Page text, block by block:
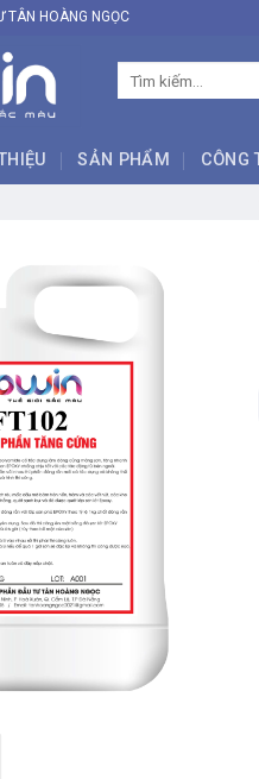
TÂN HOÀNG NGỌC
Tìm
kiếm:
SẢN PHẨM CÔNG